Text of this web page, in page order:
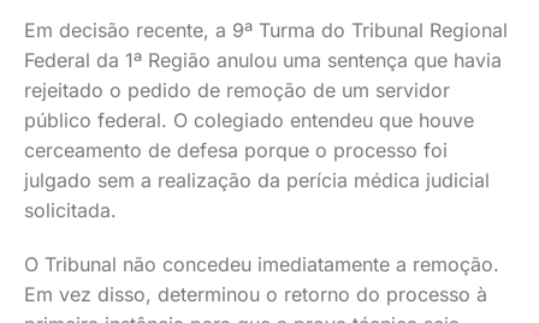
Em decisão recente, a 9ª Turma do Tribunal Regional
Federal da 1ª Região anulou uma sentença que havia
rejeitado o pedido de remoção de um servidor
público federal. O colegiado entendeu que houve
cerceamento de defesa porque o processo foi
julgado sem a realização da perícia médica judicial
solicitada.
O Tribunal não concedeu imediatamente a remoção.
Em vez disso, determinou o retorno do processo à